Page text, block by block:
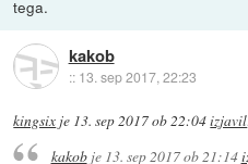
tega.
kakob
:: 13. sep 2017, 22:23
kingsix je 13. sep 2017 ob 22:04izjavil
kakobje 13. sep 2017 ob 21:14